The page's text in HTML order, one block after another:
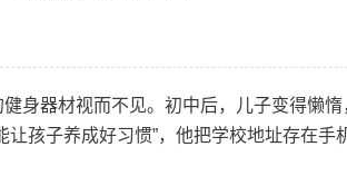
身器材视而不见。初中后，儿子变得懒
让孩子养成好习惯”，他把学校地址存在手